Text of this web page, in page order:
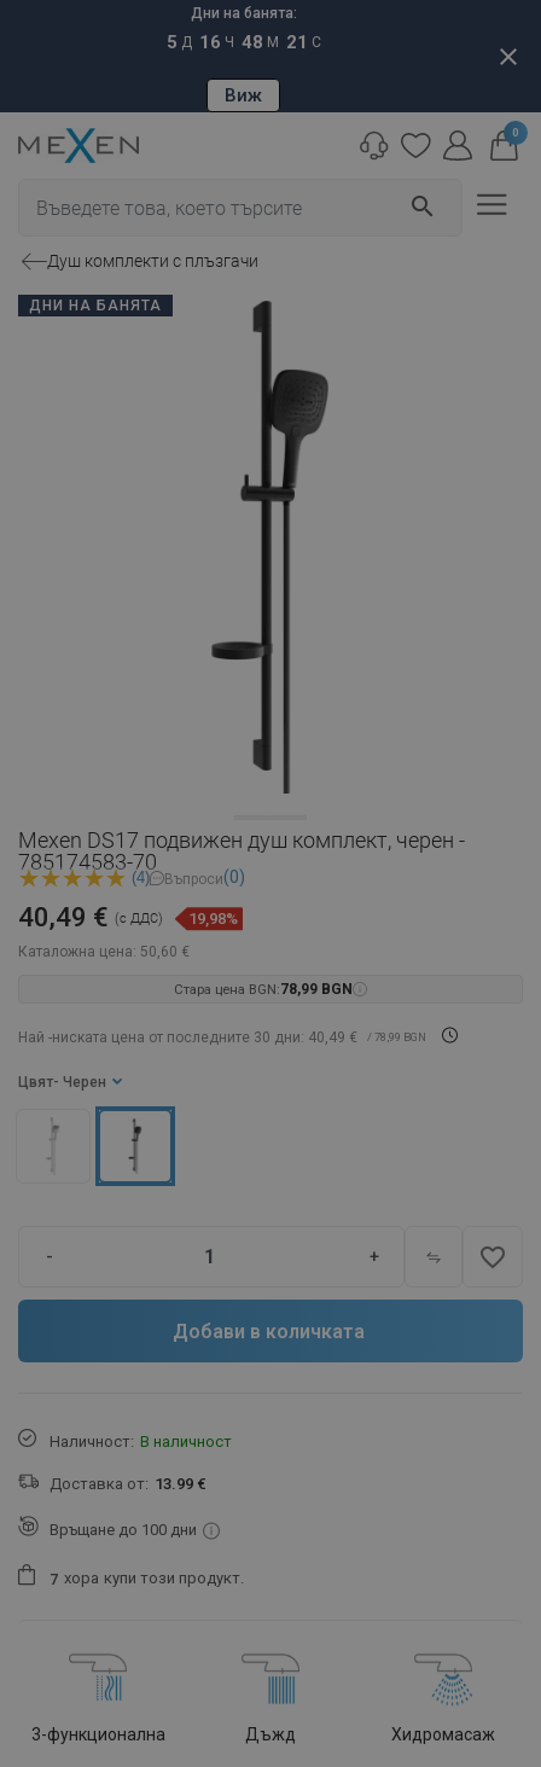
Дни на банята:
5 Д 16 Ч 48 М 20 С
Виж
close
search
0
Душ комплекти с плъзгачи
ДНИ НА БАНЯТА
Mexen DS17 подвижен душ комплект, черен -
785174583-70
(4) Въпроси(0)
Каталожна цена: 50,60 €
40,49 € (с ДДС) 19,98%
Стара цена BGN:78,99 BGN
Най -ниската цена от последните 30 дни: 40,49 € / 78,99 BGN
Цвят - Черен
- + favorite_border
Добави в количката
Наличност: В наличност
Доставка от: 13.99 €
Връщане до 100 дни
7 хора купи този продукт.
3-функционална Дъжд Хидромасаж